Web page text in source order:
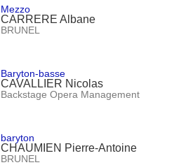
Mezzo
CARRERE Albane
BRUNEL
Baryton-basse
CAVALLIER Nicolas
Backstage Opera Management
baryton
CHAUMIEN Pierre-Antoine
BRUNEL